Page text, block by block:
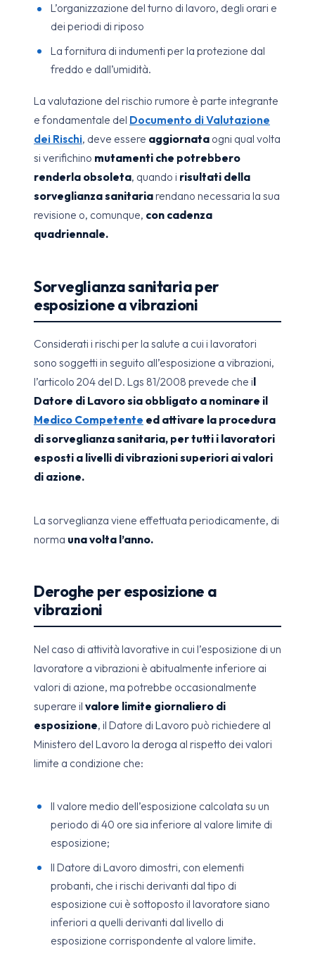
L’organizzazione del turno di lavoro, degli orari e
dei periodi di riposo
La fornitura di indumenti per la protezione dal
freddo e dall’umidità.
La valutazione del rischio rumore è parte integrante
e fondamentale del Documento di Valutazione
dei Rischi, deve essere aggiornata ogni qual volta
si verifichino mutamenti che potrebbero
renderla obsoleta, quando i risultati della
sorveglianza sanitariarendano necessaria la sua
revisione o, comunque, con cadenza
quadriennale.
Sorveglianza sanitaria per
esposizione a vibrazioni
Considerati i rischi per la salute a cui i lavoratori
sono soggetti in seguito all’esposizione a vibrazioni,
l’articolo 204 del D. Lgs 81/2008 prevede che il
Datore di Lavoro sia obbligato a nominare il
Medico Competente ed attivare la procedura
di sorveglianza sanitaria, per tutti i lavoratori
esposti a livelli di vibrazioni superiori ai valori
di azione.
La sorveglianza viene effettuata periodicamente, di
norma una volta l’anno.
Deroghe per esposizione a
vibrazioni
Nel caso di attività lavorative in cui l’esposizione di un
lavoratore a vibrazioni è abitualmente inferiore ai
valori di azione, ma potrebbe occasionalmente
superare il valore limite giornaliero di
esposizione, il Datore di Lavoro può richiedere al
Ministero del Lavoro la deroga al rispetto dei valori
limite a condizione che:
Il valore medio dell’esposizione calcolata su un
periodo di 40 ore sia inferiore al valore limite di
esposizione;
Il Datore di Lavoro dimostri, con elementi
probanti, che i rischi derivanti dal tipo di
esposizione cui è sottoposto il lavoratore siano
inferiori a quelli derivanti dal livello di
esposizione corrispondente al valore limite.